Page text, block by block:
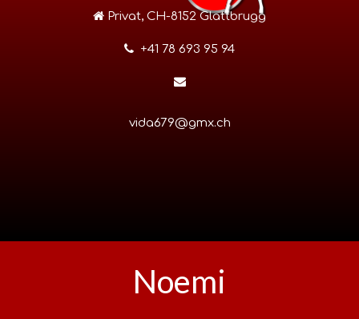
Privat, CH-8152 Glattbrugg
+41 78 693 95 94
vida679@gmx.ch
Noemi